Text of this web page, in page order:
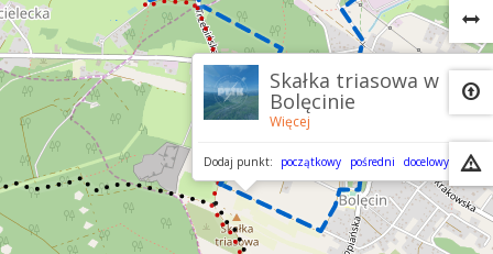
×
Skałka triasowa w
Bolęcinie
Więcej
Dodaj punkt: początkowy pośredni docelowy